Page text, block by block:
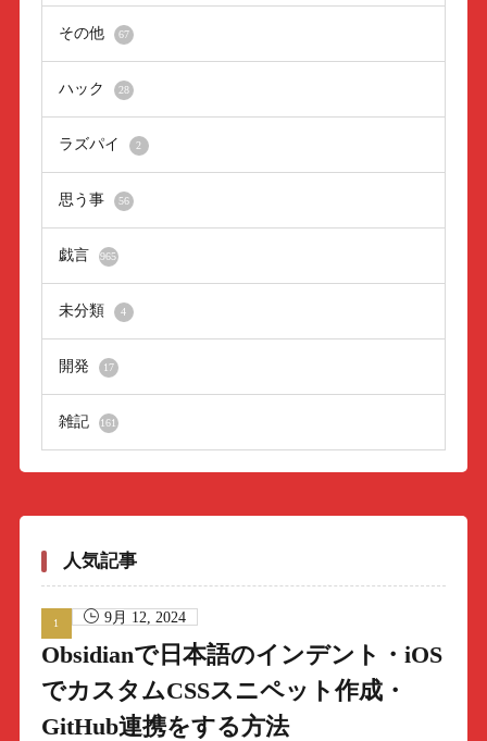
その他 67
ハック 28
ラズパイ 2
思う事 56
戯言 965
未分類 4
開発 17
雑記 161
人気記事
9月 12, 2024
Obsidianで日本語のインデント・iOS
でカスタムCSSスニペット作成・
GitHub連携をする方法